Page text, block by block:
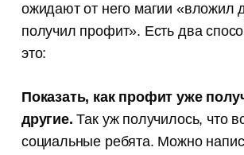
ожидают от него магии «вложил
получил профит». Есть два
это:
Показать, как профит уже
другие. Так уж получилось, что
социальные ребята. Можно